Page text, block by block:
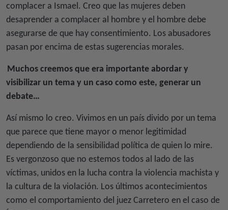
complacer a Ismael. Creo que las mujeres deben
desaprender a complacer al hombre y el hombre debe
asegurarse de que hay consentimiento. Los abusadores
pasan por encima de estas sugerencias morales.
Muchos creemos que era importante abordar y
visibilizar un tema y un caso como este, generar un
debate…
Así mismo lo creo. Vivimos en un país divido por un tema
que parece que tiene mayor o menor legitimidad
dependiendo de la sensibilidad política de quien lo mire.
Es vergonzoso que no estemos todos al lado de las
víctimas, unidos en la lucha contra la violencia machista y
la cultura de la violación. Los últimos acontecimientos
como el comportamiento del juez Carretero en el caso de